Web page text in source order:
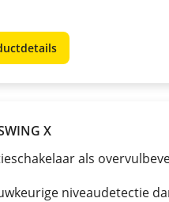
X
als
niveaudetectie